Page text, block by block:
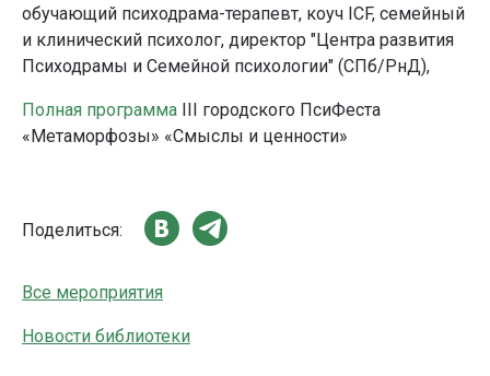
обучающий психодрама-терапевт, коуч ICF, семейный
и клинический психолог, директор "Центра развития
Психодрамы и Семейной психологии" (СПб/РнД),
Полная программа III городского ПсиФеста
«Метаморфозы» «Смыслы и ценности»
Поделиться:
Все мероприятия
Новости библиотеки